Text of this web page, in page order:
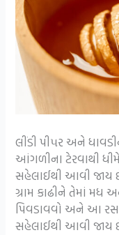
લીંડી પી૫ર અને
આંગળીના ટેરવાથી
સહેલાઈથી આવી જાય
ગ્રામ કાઢીને તેમાં મધ
પિવડાવવો અને આ
સહેલાઈથી આવી જાય